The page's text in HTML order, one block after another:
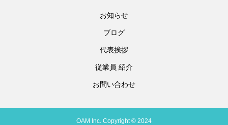
お知らせ
ブログ
代表挨拶
従業員 紹介
お問い合わせ
OAM Inc. Copyright © 2024